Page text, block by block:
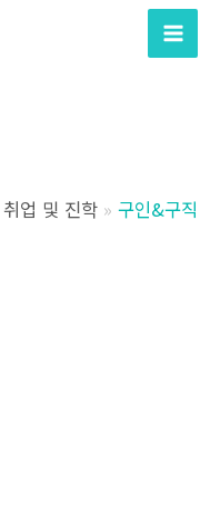
Main
취업 및 진학 구인&구직